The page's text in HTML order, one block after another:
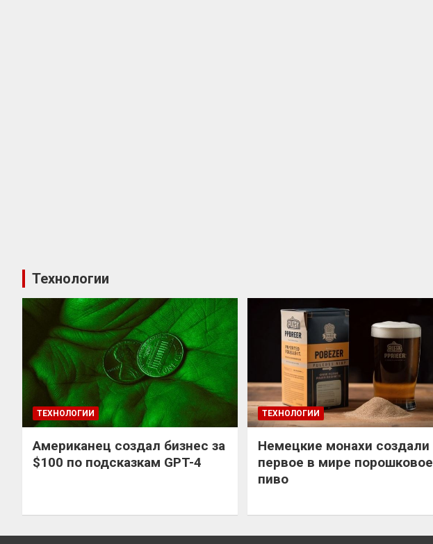
Технологии
ТЕХНОЛОГИИ
Американец создал бизнес за
$100 по подсказкам GPT-4
ТЕХНОЛОГИИ
Немецкие монахи создали
первое в мире порошковое
пиво